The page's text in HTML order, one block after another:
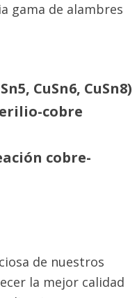
gama de alambres
CuSn6, CuSn8)
cobre
cobre-
de nuestros
la mejor calidad